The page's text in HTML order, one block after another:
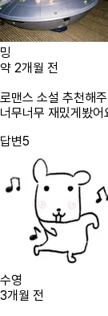
밍
약 2개월 전
로맨스 소설 추천해
너무너무 재밌게봤
답변5
수영
3개월 전